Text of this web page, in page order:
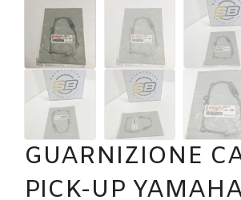
Shop Ricambi
Note Generali
Carrello
Contatti
GUARNIZIONE
PICK-UP